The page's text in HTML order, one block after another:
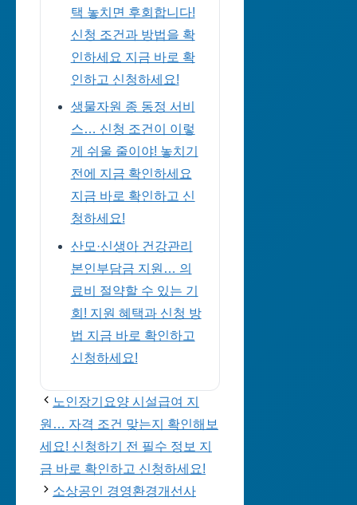
택 놓치면 후회합니다!
신청 조건과 방법을 확
인하세요 지금 바로 확
인하고 신청하세요!
생물자원 종 동정 서비
스… 신청 조건이 이렇
게 쉬울 줄이야! 놓치기
전에 지금 확인하세요
지금 바로 확인하고 신
청하세요!
산모·신생아 건강관리
본인부담금 지원… 의
료비 절약할 수 있는 기
회! 지원 혜택과 신청 방
법 지금 바로 확인하고
신청하세요!
노인장기요양 시설급여 지
원… 자격 조건 맞는지 확인해보
세요! 신청하기 전 필수 정보 지
금 바로 확인하고 신청하세요!
소상공인 경영환경개선사